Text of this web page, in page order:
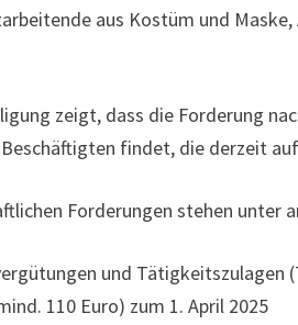
aus Kostüm und
zeigt, dass die Forderung
findet, die derzeit
Forderungen stehen unter
und Tätigkeitszulagen
110 Euro) zum 1. April 2025